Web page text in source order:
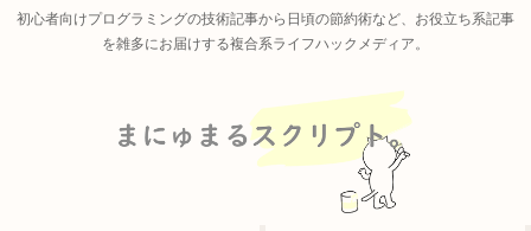
初心者向けプログラミングの技術記事から日頃の節約術など、お役立ち系記事
を雑多にお届けする複合系ライフハックメディア。